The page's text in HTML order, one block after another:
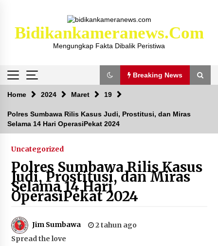
Bidikankameranews.com
Mengungkap Fakta Dibalik Peristiwa
Breaking News
Breaking News
Kejaksaan KSB Mulai Lidik Mafia Tanah Desa
Sekongkang Bawah
2 tahun ago
Laporan Dugaan Pencabulan di Desa Sepayung
Kec. Plampang, Polres Sumbawa Pastikan
Proses Penyelidikan Berjalan Maksimal
4 minggu ago
Anggota Satlantas Polres Sumbawa, Briptu
Juanda, Edukasi Masyarakat dalam Mengurus
Administrasi Kendaraan Berupa SIM
Home 2024 Maret 19
Polres Sumbawa Rilis Kasus Judi, Prostitusi, dan Miras
Selama 14 Hari OperasiPekat 2024
Uncategorized
Polres Sumbawa Rilis Kasus
Judi, Prostitusi, dan Miras
Selama 14 Hari
OperasiPekat 2024
Jim Sumbawa
2 tahun ago
Spread the love